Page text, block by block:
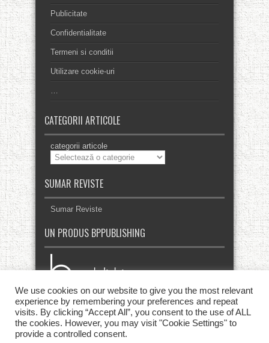
Publicitate
Confidentialitate
Termeni si conditii
Utilizare cookie-uri
…
CATEGORII ARTICOLE
categorii articole
SUMAR REVISTE
Sumar Reviste
UN PRODUS BPPUBLISHING
We use cookies on our website to give you the most relevant
experience by remembering your preferences and repeat
visits. By clicking “Accept All”, you consent to the use of ALL
the cookies. However, you may visit "Cookie Settings" to
provide a controlled consent.